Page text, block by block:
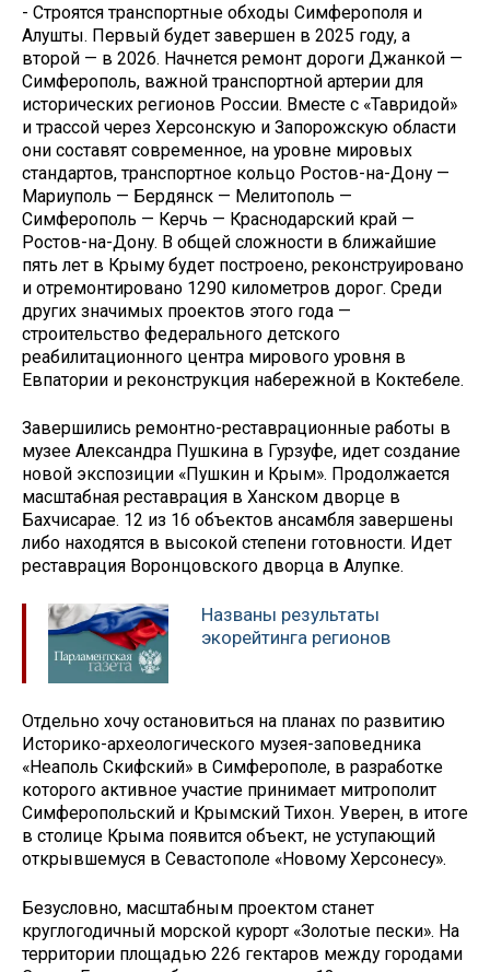
- Строятся транспортные обходы Симферополя и
Алушты. Первый будет завершен в 2025 году, а
второй — в 2026. Начнется ремонт дороги Джанкой —
Симферополь, важной транспортной артерии для
исторических регионов России. Вместе с «Тавридой»
и трассой через Херсонскую и Запорожскую области
они составят современное, на уровне мировых
стандартов, транспортное кольцо Ростов-на-Дону —
Мариуполь — Бердянск — Мелитополь —
Симферополь — Керчь — Краснодарский край —
Ростов-на-Дону. В общей сложности в ближайшие
пять лет в Крыму будет построено, реконструировано
и отремонтировано 1290 километров дорог. Среди
других значимых проектов этого года —
строительство федерального детского
реабилитационного центра мирового уровня в
Евпатории и реконструкция набережной в Коктебеле.
Завершились ремонтно-реставрационные работы в
музее Александра Пушкина в Гурзуфе, идет создание
новой экспозиции «Пушкин и Крым». Продолжается
масштабная реставрация в Ханском дворце в
Бахчисарае. 12 из 16 объектов ансамбля завершены
либо находятся в высокой степени готовности. Идет
реставрация Воронцовского дворца в Алупке.
Названы результаты
экорейтинга регионов
Отдельно хочу остановиться на планах по развитию
Историко-археологического музея-заповедника
«Неаполь Скифский» в Симферополе, в разработке
которого активное участие принимает митрополит
Симферопольский и Крымский Тихон. Уверен, в итоге
в столице Крыма появится объект, не уступающий
открывшемуся в Севастополе «Новому Херсонесу».
Безусловно, масштабным проектом станет
круглогодичный морской курорт «Золотые пески». На
территории площадью 226 гектаров между городами